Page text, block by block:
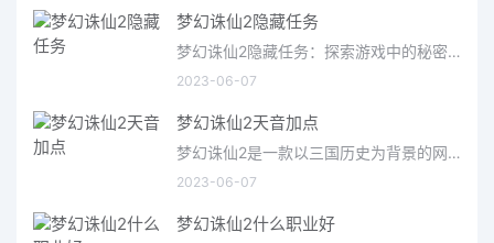
梦幻诛仙2隐藏任务
梦幻诛仙2隐藏任务：探索游戏中的秘密梦幻诛仙2是一款由腾讯游戏发行的角色扮演类游戏，游戏中有许多精彩的剧情
2023-06-07
梦幻诛仙2天音加点
梦幻诛仙2是一款以三国历史为背景的网络游戏，融合了传统的武侠幻想和现代的科技元素，让玩家可以体验到一场精
2023-06-07
梦幻诛仙2什么职业好